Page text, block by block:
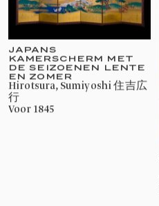
JAPANS
KAMERSCHERM MET
DE SEIZOENEN LENTE
EN ZOMER
Hirotsura, Sumiyoshi 住吉広
行
voor 1845